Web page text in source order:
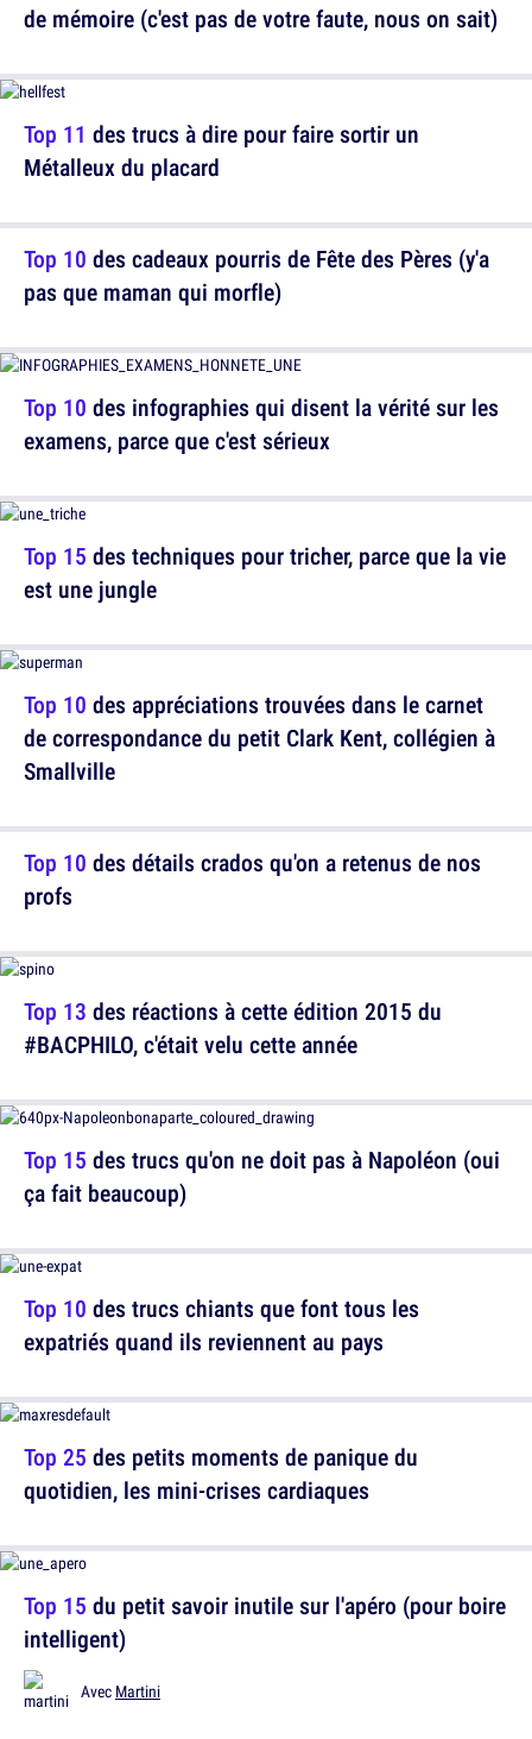
Top 11 des trucs à dire pour faire sortir un
Métalleux du placard
Top 10 des infographies qui disent la vérité sur les
examens, parce que c'est sérieux
Top 10 des appréciations trouvées dans le carnet
de correspondance du petit Clark Kent, collégien à
Smallville
Top 13 des réactions à cette édition 2015 du
#BACPHILO, c'était velu cette année
Top 10 des trucs chiants que font tous les
expatriés quand ils reviennent au pays
Top 15 du petit savoir inutile sur l'apéro (pour boire
intelligent)
Avec Martini
de mémoire (c'est pas de votre faute, nous on sait)
Top 10 des cadeaux pourris de Fête des Pères (y'a
pas que maman qui morfle)
Top 15 des techniques pour tricher, parce que la vie
est une jungle
Top 10 des détails crados qu'on a retenus de nos
profs
Top 15 des trucs qu'on ne doit pas à Napoléon (oui
ça fait beaucoup)
Top 25 des petits moments de panique du
quotidien, les mini-crises cardiaques